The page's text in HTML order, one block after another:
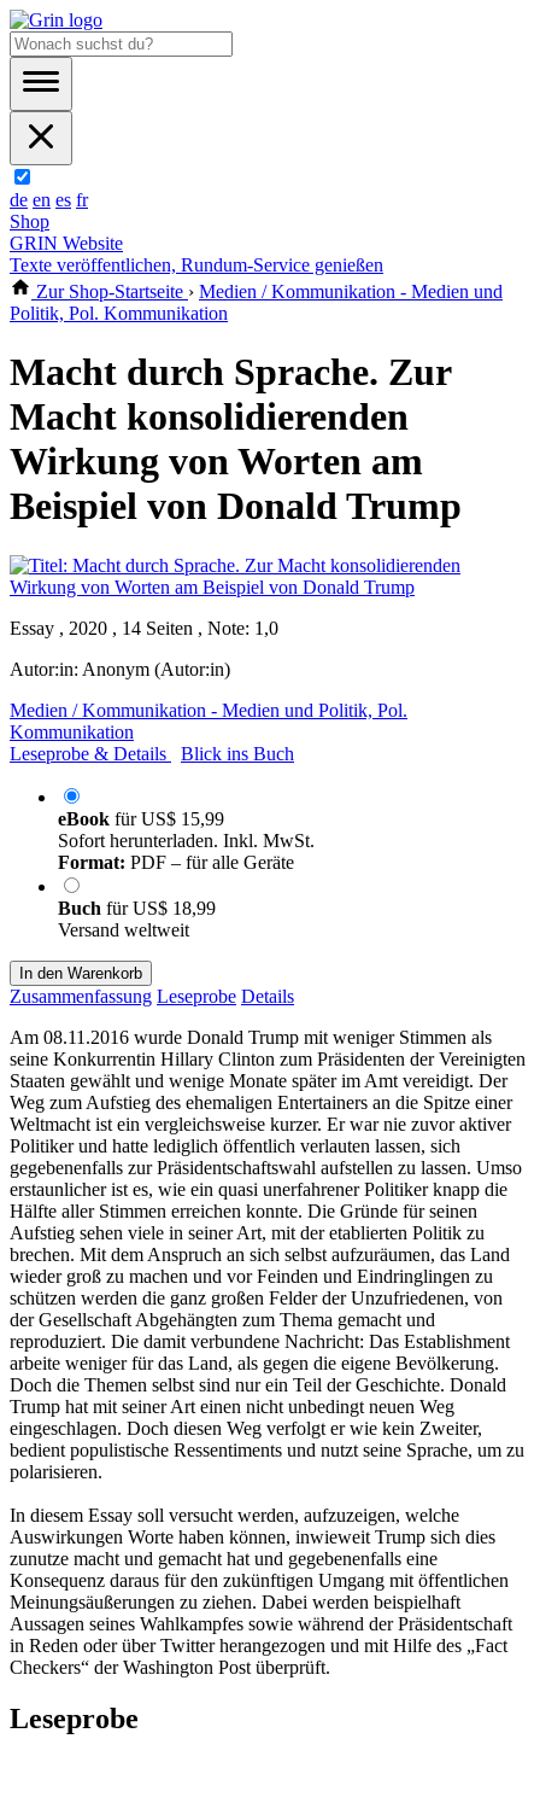
de en es fr
Shop
GRIN Website
Texte veröffentlichen, Rundum-Service genießen
Zur Shop-Startseite › Medien / Kommunikation - Medien und
Politik, Pol. Kommunikation
Macht durch Sprache. Zur
Macht konsolidierenden
Wirkung von Worten am
Beispiel von Donald Trump
Essay , 2020 , 14 Seiten , Note: 1,0
Autor:in: Anonym (Autor:in)
Medien / Kommunikation - Medien und Politik, Pol.
Kommunikation
Leseprobe & Details
Blick ins Buch
eBook fürUS$ 15,99
Sofort herunterladen. Inkl. MwSt.
Format: PDF – für alle Geräte
Buch fürUS$ 18,99
Versand weltweit
In den Warenkorb
Zusammenfassung Leseprobe Details
Am 08.11.2016 wurde Donald Trump mit weniger Stimmen als
seine Konkurrentin Hillary Clinton zum Präsidenten der Vereinigten
Staaten gewählt und wenige Monate später im Amt vereidigt. Der
Weg zum Aufstieg des ehemaligen Entertainers an die Spitze einer
Weltmacht ist ein vergleichsweise kurzer. Er war nie zuvor aktiver
Politiker und hatte lediglich öffentlich verlauten lassen, sich
gegebenenfalls zur Präsidentschaftswahl aufstellen zu lassen. Umso
erstaunlicher ist es, wie ein quasi unerfahrener Politiker knapp die
Hälfte aller Stimmen erreichen konnte. Die Gründe für seinen
Aufstieg sehen viele in seiner Art, mit der etablierten Politik zu
brechen. Mit dem Anspruch an sich selbst aufzuräumen, das Land
wieder groß zu machen und vor Feinden und Eindringlingen zu
schützen werden die ganz großen Felder der Unzufriedenen, von
der Gesellschaft Abgehängten zum Thema gemacht und
reproduziert. Die damit verbundene Nachricht: Das Establishment
arbeite weniger für das Land, als gegen die eigene Bevölkerung.
Doch die Themen selbst sind nur ein Teil der Geschichte. Donald
Trump hat mit seiner Art einen nicht unbedingt neuen Weg
eingeschlagen. Doch diesen Weg verfolgt er wie kein Zweiter,
bedient populistische Ressentiments und nutzt seine Sprache, um zu
polarisieren.
In diesem Essay soll versucht werden, aufzuzeigen, welche
Auswirkungen Worte haben können, inwieweit Trump sich dies
zunutze macht und gemacht hat und gegebenenfalls eine
Konsequenz daraus für den zukünftigen Umgang mit öffentlichen
Meinungsäußerungen zu ziehen. Dabei werden beispielhaft
Aussagen seines Wahlkampfes sowie während der Präsidentschaft
in Reden oder über Twitter herangezogen und mit Hilfe des „Fact
Checkers“ der Washington Post überprüft.
Leseprobe